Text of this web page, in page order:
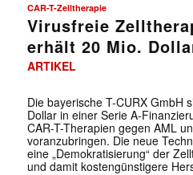
CAR-T-Zelltherapie
Virusfreie
erhält 20 Mio.
ARTIKEL
Die bayerische T-CURX GmbH
Dollar in einer Serie A-
CAR-T-Therapien gegen AML
voranzubringen. Die neue
eine „Demokratisierung“ der
und damit kostengünstigere